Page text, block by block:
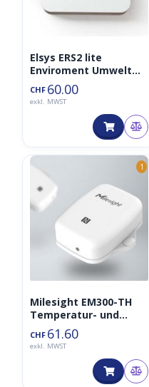
Elsys ERS2 lite
Enviroment Umwelt
LoRaWAN Sensor
868MHz
CHF 60.00
exkl. MWST
1
Milesight EM300-TH
Temperatur- und
Luftfeuchtigkeitssens
or IP67 LoRaWAN
CHF 61.60
exkl. MWST